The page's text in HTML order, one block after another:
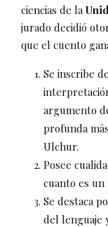
ciencias de la
jurado decidió
que el cuento
Se inscribe
argumento
profunda
Ulchur.
Posee
cuanto es
Se destaca
del lenguaje